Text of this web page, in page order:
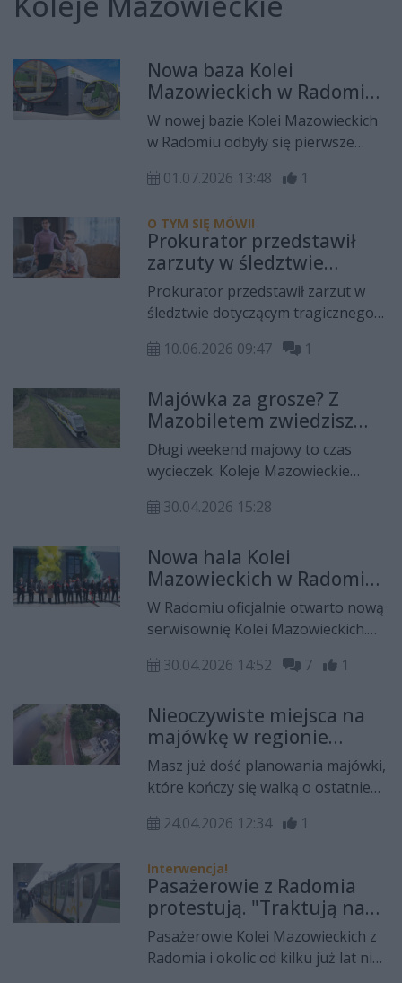
Nowa baza Kolei
Mazowieckich w Radomiu
działa na pełnych
obrotach!
W nowej bazie Kolei Mazowieckich
w Radomiu odbyły się pierwsze
pociągów, które obsługują linie
radomskim.
01.07.2026 13:48 1
O TYM SIĘ MÓWI!
Prokurator przedstawił
zarzuty w śledztwie
dotyczącym tragicznego
wypadku Dominika Hołuja
Prokurator przedstawił zarzut w
śledztwie dotyczącym tragicznego
je 48 letni kierownik pociągu
nawet 8 lat więzienia.
10.06.2026 09:47 1
Majówka za grosze? Z
Mazobiletem zwiedzisz
także region radomski
Długi weekend majowy to czas
wycieczek. Koleje Mazowieckie
zwanego Mazobiletu. Dzięki niemu
zakątkach regionu i zwiedzać
ciekawe miejsca.
30.04.2026 15:28
Nowa hala Kolei
Mazowieckich w Radomiu.
Inwestycja za 78 mln zł już
działa
W Radomiu oficjalnie otwarto nową
serwisownię Kolei Mazowieckich.
utrzymanie taboru kolejowego
radomskim. W uroczystości
uczestniczyli przedstawiciele władz
samorządowych Mazowsza oraz
lokalni samorządowcy.
30.04.2026 14:52 7 1
Nieoczywiste miejsca na
majówkę w regionie
radomskim. Dojedziesz
tam koleją
Masz już dość planowania majówki,
które kończy się walką o ostatnie
Alternatywą jest podróż pociągiem.
miejsc w regionie radomskim
dojedziesz koleją.
24.04.2026 12:34 1
Interwencja!
Pasażerowie z Radomia
protestują. "Traktują nas
jak mieszkańców drugiej
kategorii"
Pasażerowie Kolei Mazowieckich z
Radomia i okolic od kilku już lat nie